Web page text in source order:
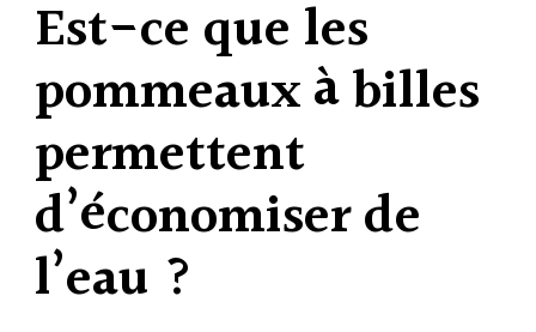
Est-ce que les
pommeaux à billes
permettent
d’économiser de
l’eau ?